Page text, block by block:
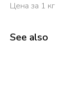
Цена за 1 кг
See also